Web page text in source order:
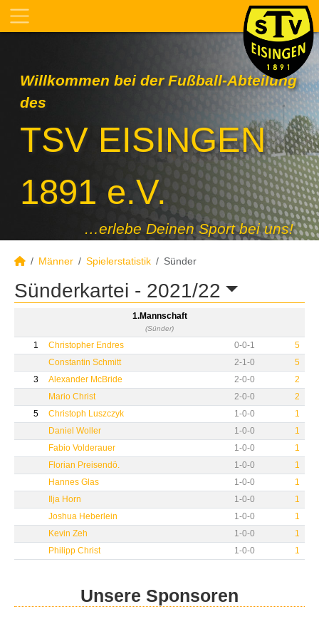
Willkommen bei der Fußball-Abteilung
des
TSV EISINGEN
1891 e.V.
…erlebe Deinen Sport bei uns!
Männer Spielerstatistik Sünder
Sünderkartei - 2021/22
1.Mannschaft
(Sünder)
1 Christopher Endres 0-0-1
5
Constantin Schmitt
2-1-0
5
3
Alexander McBride 2-0-0
2
Mario Christ
2-0-0
2
5
Christoph Luszczyk 1-0-0
1
Daniel Woller
1-0-0
1
Fabio Volderauer
1-0-0
1
Florian Preisendö.
1-0-0
1
Hannes Glas
1-0-0
1
Ilja Horn
1-0-0
1
Joshua Heberlein
1-0-0
1
Kevin Zeh
1-0-0
1
Philipp Christ
1-0-0 1
Unsere Sponsoren